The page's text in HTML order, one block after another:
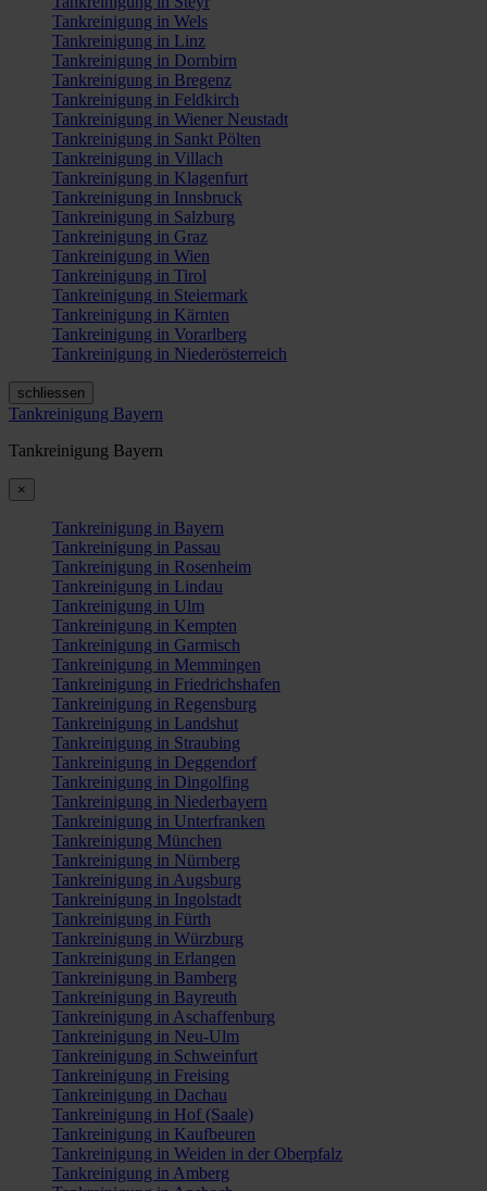
Tankreinigung in Wels
Tankreinigung in Linz
Tankreinigung in Dornbirn
Tankreinigung in Bregenz
Tankreinigung in Feldkirch
Tankreinigung in Wiener Neustadt
Tankreinigung in Sankt Pölten
Tankreinigung in Villach
Tankreinigung in Klagenfurt
Tankreinigung in Innsbruck
Tankreinigung in Salzburg
Tankreinigung in Graz
Tankreinigung in Wien
Tankreinigung in Tirol
Tankreinigung in Steiermark
Tankreinigung in Kärnten
Tankreinigung in Vorarlberg
Tankreinigung in Niederösterreich
schliessen
Tankreinigung Bayern
Tankreinigung Bayern
×
Tankreinigung in Bayern
Tankreinigung in Passau
Tankreinigung in Rosenheim
Tankreinigung in Lindau
Tankreinigung in Ulm
Tankreinigung in Kempten
Tankreinigung in Garmisch
Tankreinigung in Memmingen
Tankreinigung in Friedrichshafen
Tankreinigung in Regensburg
Tankreinigung in Landshut
Tankreinigung in Straubing
Tankreinigung in Deggendorf
Tankreinigung in Dingolfing
Tankreinigung in Niederbayern
Tankreinigung in Unterfranken
Tankreinigung München
Tankreinigung in Nürnberg
Tankreinigung in Augsburg
Tankreinigung in Ingolstadt
Tankreinigung in Fürth
Tankreinigung in Würzburg
Tankreinigung in Erlangen
Tankreinigung in Bamberg
Tankreinigung in Bayreuth
Tankreinigung in Aschaffenburg
Tankreinigung in Neu-Ulm
Tankreinigung in Schweinfurt
Tankreinigung in Freising
Tankreinigung in Dachau
Tankreinigung in Hof (Saale)
Tankreinigung in Kaufbeuren
Tankreinigung in Weiden in der Oberpfalz
Tankreinigung in Amberg